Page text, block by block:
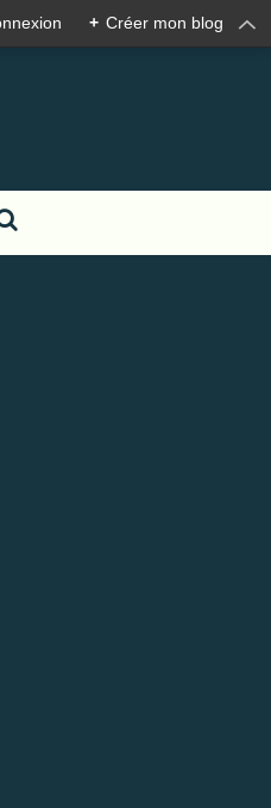
+ Créer mon blog